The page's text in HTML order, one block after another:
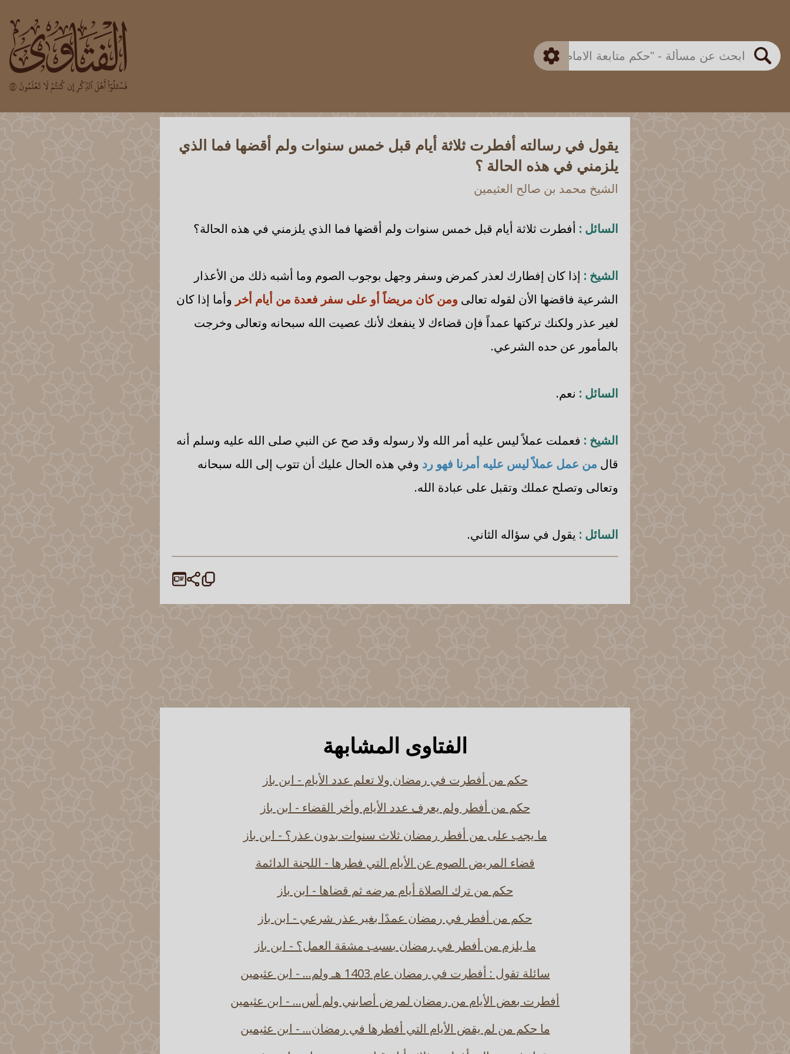
بحث
اللجنة الدائمة
متقدم
يقول في رسالته أفطرت ثلاثة أيام قبل خمس سنوات ولم أقضها فما الذي
يلزمني في هذه الحالة ؟
الشيخ محمد بن صالح العثيمين
السائل : أفطرت ثلاثة أيام قبل خمس سنوات ولم أقضها فما الذي يلزمني في هذه الحالة؟
الشيخ : إذا كان إفطارك لعذر كمرض وسفر وجهل بوجوب الصوم وما أشبه ذلك من الأعذار
الشرعية فاقضها الأن لقوله تعالى ومن كان مريضاً أو على سفر فعدة من أيام أخر وأما إذا كان
لغير عذر ولكنك تركتها عمداً فإن قضاءك لا ينفعك لأنك عصيت الله سبحانه وتعالى وخرجت
بالمأمور عن حده الشرعي.
السائل : نعم.
الشيخ : فعملت عملاً ليس عليه أمر الله ولا رسوله وقد صح عن النبي صلى الله عليه وسلم أنه
قال من عمل عملاً ليس عليه أمرنا فهو رد وفي هذه الحال عليك أن تتوب إلى الله سبحانه
وتعالى وتصلح عملك وتقبل على عبادة الله.
السائل : يقول في سؤاله الثاني.
الفتاوى المشابهة
حكم من أفطرت في رمضان ولا تعلم عدد الأيام - ابن باز
حكم من أفطر ولم يعرف عدد الأيام وأخر القضاء - ابن باز
ما يجب على من أفطر رمضان ثلاث سنوات بدون عذر؟ - ابن باز
قضاء المريض الصوم عن الأيام التي فطرها - اللجنة الدائمة
حكم من ترك الصلاة أيام مرضه ثم قضاها - ابن باز
حكم من أفطر في رمضان عمدًا بغير عذر شرعي - ابن باز
ما يلزم من أفطر في رمضان بسبب مشقة العمل؟ - ابن باز
سائلة تقول : أفطرت في رمضان عام 1403 هـ ولم... - ابن عثيمين
أفطرت بعض الأيام من رمضان لمرض أصابني ولم أس... - ابن عثيمين
ما حكم من لم يقض الأيام التي أفطرها في رمضان... - ابن عثيمين